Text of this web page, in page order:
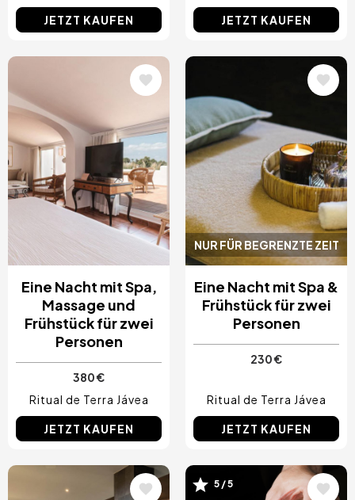
JETZT KAUFEN JETZT KAUFEN
Eine Nacht mit Spa,
Massage und
Frühstück für zwei
Personen
380 €
Ritual de Terra Jávea
JETZT KAUFEN
NUR FÜR BEGRENZTE ZEIT
Eine Nacht mit Spa &
Frühstück für zwei
Personen
230 €
Ritual de Terra Jávea
JETZT KAUFEN
Bild5 / 5